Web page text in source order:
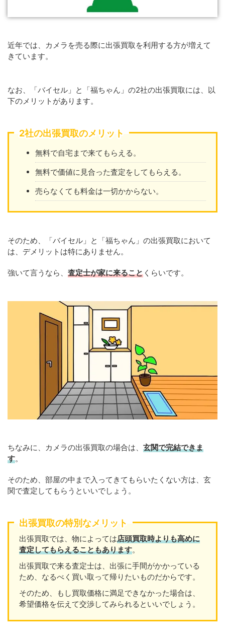
近年では、カメラを売る際に出張買取を利用する方が増えて
きています。
なお、「バイセル」と「福ちゃん」の2社の出張買取には、以
下のメリットがあります。
2社の出張買取のメリット
無料で自宅まで来てもらえる。
無料で価値に見合った査定をしてもらえる。
売らなくても料金は一切かからない。
そのため、「バイセル」と「福ちゃん」の出張買取において
は、デメリットは特にありません。
強いて言うなら、 査定士が家に来ること くらいです。
ちなみに、カメラの出張買取の場合は、 玄関で完結できま
す。
そのため、部屋の中まで入ってきてもらいたくない方は、玄
関で査定してもらうといいでしょう。
出張買取の特別なメリット
出張買取では、物によっては店頭買取時よりも高めに
査定してもらえることもあります。
出張買取で来る査定士は、出張に手間がかかっている
ため、なるべく買い取って帰りたいものだからです。
そのため、もし買取価格に満足できなかった場合は、
希望価格を伝えて交渉してみられるといいでしょう。